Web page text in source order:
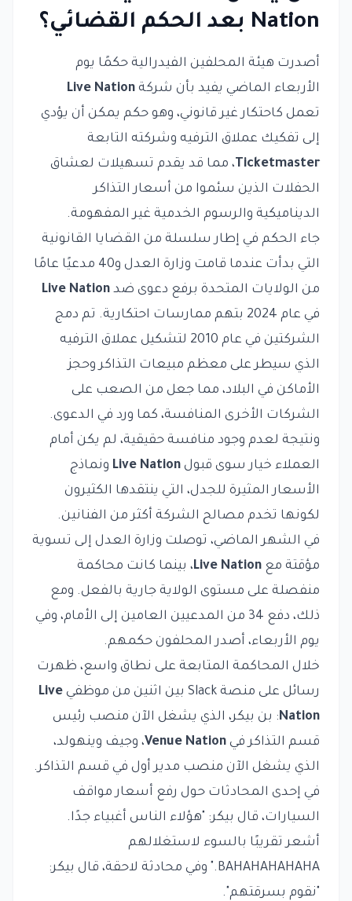
Nation بعد الحكم القضائي؟
أصدرت هيئة المحلفين الفيدرالية حكمًا يوم
الأربعاء الماضي يفيد بأن شركة Live Nation
تعمل كاحتكار غير قانوني، وهو حكم يمكن أن يؤدي
إلى تفكيك عملاق الترفيه وشركته التابعة
Ticketmaster ، مما قد يقدم تسهيلات لعشاق
الحفلات الذين سئموا من أسعار التذاكر
الديناميكية والرسوم الخدمية غير المفهومة.
جاء الحكم في إطار سلسلة من القضايا القانونية
التي بدأت عندما قامت وزارة العدل و40 مدعيًا عامًا
من الولايات المتحدة برفع دعوى ضد Live Nation
في عام 2024 بتهم ممارسات احتكارية. تم دمج
الشركتين في عام 2010 لتشكيل عملاق الترفيه
الذي سيطر على معظم مبيعات التذاكر وحجز
الأماكن في البلاد، مما جعل من الصعب على
الشركات الأخرى المنافسة، كما ورد في الدعوى.
ونتيجة لعدم وجود منافسة حقيقية، لم يكن أمام
العملاء خيار سوى قبول Live Nation ونماذج
الأسعار المثيرة للجدل، التي ينتقدها الكثيرون
لكونها تخدم مصالح الشركة أكثر من الفنانين.
في الشهر الماضي، توصلت وزارة العدل إلى تسوية
مؤقتة مع Live Nation، بينما كانت محاكمة
منفصلة على مستوى الولاية جارية بالفعل. ومع
ذلك، دفع 34 من المدعيين العامين إلى الأمام، وفي
يوم الأربعاء، أصدر المحلفون حكمهم.
خلال المحاكمة المتابعة على نطاق واسع، ظهرت
رسائل على منصة Slack
بين اثنين من موظفي Live
Nation: بن بيكر، الذي يشغل الآن منصب رئيس
قسم التذاكر في Venue Nation، وجيف وينهولد،
الذي يشغل الآن منصب مدير أول في قسم التذاكر.
في إحدى المحادثات حول رفع أسعار مواقف
السيارات، قال بيكر: "هؤلاء الناس أغبياء جدًا.
أشعر تقريبًا بالسوء لاستغلالهم
BAHAHAHAHAHA." وفي محادثة لاحقة، قال بيكر:
"نقوم بسرقتهم".